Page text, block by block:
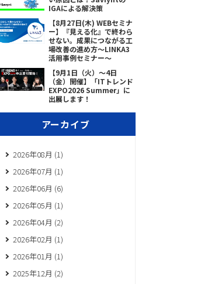
IGAによる解決策
【8月27日(木) WEBセミナ
ー】『見える化』で終わら
せない。成果につながる工
場改善の進め方～LINKA3
活用事例セミナー～
【9月1日（火）～4日
（金）開催】「ITトレンド
EXPO2026 Summer」に
出展します！
アーカイブ
2026年08月 (1)
2026年07月 (1)
2026年06月 (6)
2026年05月 (1)
2026年04月 (2)
2026年02月 (1)
2026年01月 (1)
2025年12月 (2)